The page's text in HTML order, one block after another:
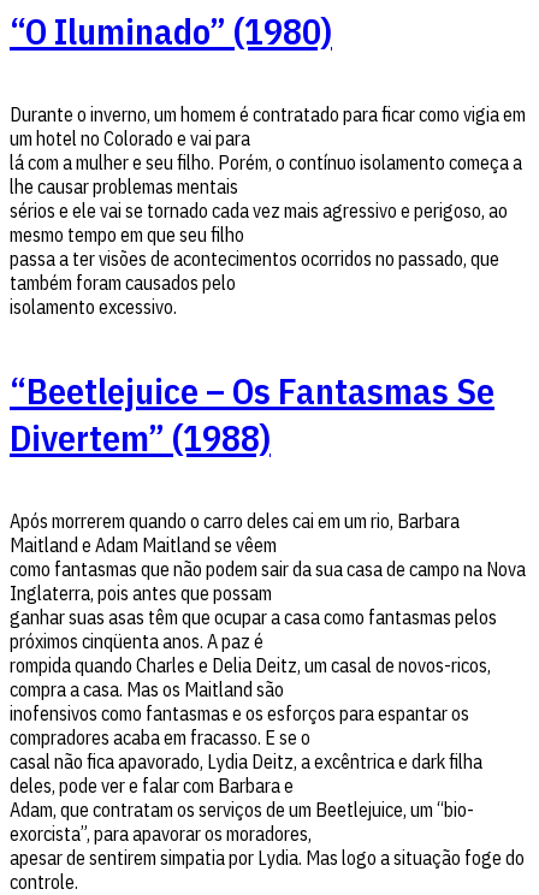
“O Iluminado” (1980)
Durante o inverno, um homem é contratado para ficar como vigia em
um hotel no Colorado e vai para
lá com a mulher e seu filho. Porém, o contínuo isolamento começa a
lhe causar problemas mentais
sérios e ele vai se tornado cada vez mais agressivo e perigoso, ao
mesmo tempo em que seu filho
passa a ter visões de acontecimentos ocorridos no passado, que
também foram causados pelo
isolamento excessivo.
“Beetlejuice – Os Fantasmas Se
Divertem” (1988)
Após morrerem quando o carro deles cai em um rio, Barbara
Maitland e Adam Maitland se vêem
como fantasmas que não podem sair da sua casa de campo na Nova
Inglaterra, pois antes que possam
ganhar suas asas têm que ocupar a casa como fantasmas pelos
próximos cinqüenta anos. A paz é
rompida quando Charles e Delia Deitz, um casal de novos-ricos,
compra a casa. Mas os Maitland são
inofensivos como fantasmas e os esforços para espantar os
compradores acaba em fracasso. E se o
casal não fica apavorado, Lydia Deitz, a excêntrica e dark filha
deles, pode ver e falar com Barbara e
Adam, que contratam os serviços de um Beetlejuice, um “bio-
exorcista”, para apavorar os moradores,
apesar de sentirem simpatia por Lydia. Mas logo a situação foge do
controle.